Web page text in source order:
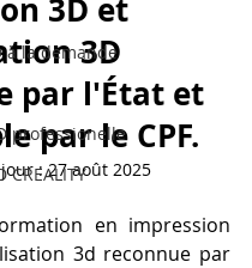
à la demande
professionelle
3D et
3D
par l'État et
par le CPF.
jour :27 août 2025
en impression
3d reconnue par